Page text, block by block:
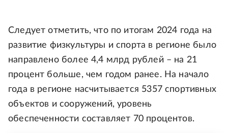
Следует отметить, что по итогам 2024 года на
развитие физкультуры и спорта в регионе было
направлено более 4,4 млрд рублей – на 21
процент больше, чем годом ранее. На начало
года в регионе насчитывается 5357 спортивных
объектов и сооружений, уровень
обеспеченности составляет 70 процентов.